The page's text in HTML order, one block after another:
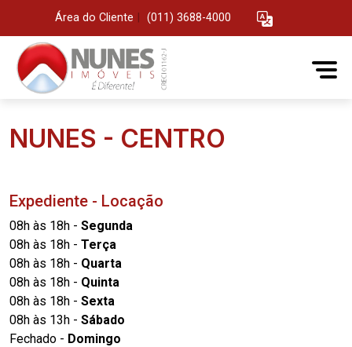
Área do Cliente (011) 3688-4000
NUNES - CENTRO
Expediente - Locação
08h às 18h - Segunda
08h às 18h - Terça
08h às 18h - Quarta
08h às 18h - Quinta
08h às 18h - Sexta
08h às 13h - Sábado
Fechado - Domingo